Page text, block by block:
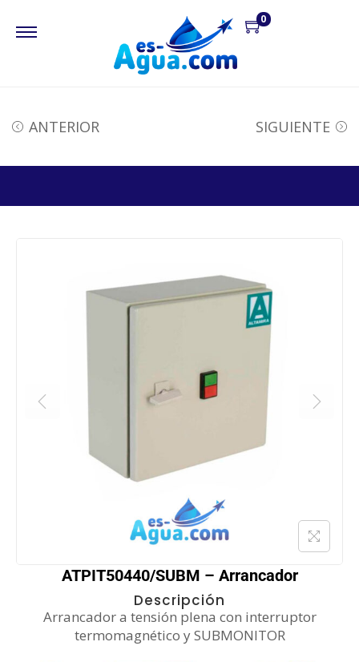
0
ANTERIOR SIGUIENTE
ATPIT50440/SUBM – Arrancador
Descripción
Arrancador a tensión plena con interruptor
termomagnético y SUBMONITOR